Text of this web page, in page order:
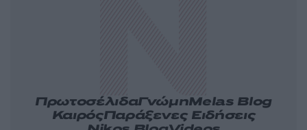
ΠρωτοσέλιδαΓνώμηMelas Blog
ΚαιρόςΠαράξενες Ειδήσεις